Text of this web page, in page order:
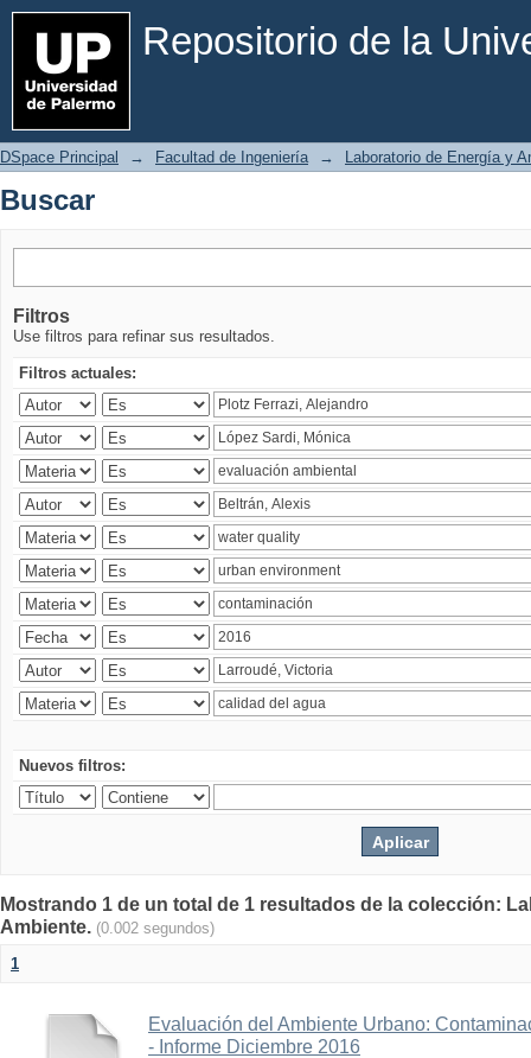
Repositorio de la
Buscar
DSpace Principal → Facultad de Ingeniería → Laboratorio de Energía y
Buscar
Filtros
Use filtros para refinar sus resultados.
Filtros actuales:
Nuevos filtros:
Mostrando 1 de un total de 1 resultados de la colección:
Ambiente. (0.002 segundos)
1
Evaluación del Ambiente Urbano:
- Informe Diciembre 2016